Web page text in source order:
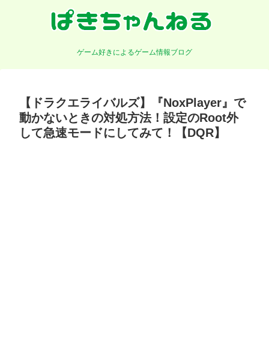
ゲーム好きによるゲーム情報ブログ
【ドラクエライバルズ】『NoxPlayer』で
動かないときの対処方法！設定のRoot外
して急速モードにしてみて！【DQR】